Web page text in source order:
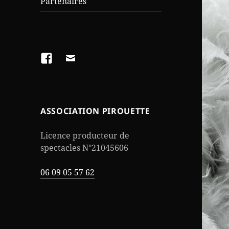
Facebookfoliefollys@gmail.com
ASSOCIATION PIROUETTE
Licence producteur de
spectacles N°21045606
06 09 05 57 62